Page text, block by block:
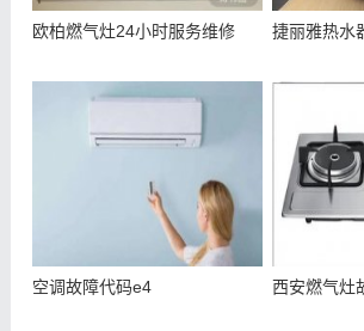
欧柏燃气灶24小时服务维修 捷丽雅热水
空调故障代码e4 西安燃气灶